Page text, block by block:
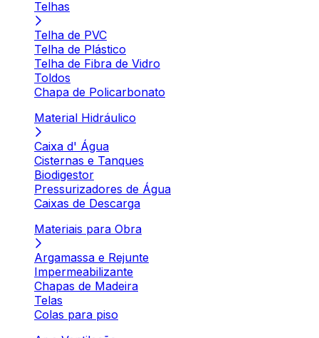
Telhas
Telha de PVC
Telha de Plástico
Telha de Fibra de Vidro
Toldos
Chapa de Policarbonato
Material Hidráulico
Caixa d' Água
Cisternas e Tanques
Biodigestor
Pressurizadores de Água
Caixas de Descarga
Materiais para Obra
Argamassa e Rejunte
Impermeabilizante
Chapas de Madeira
Telas
Colas para piso